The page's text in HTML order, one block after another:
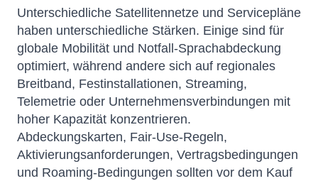
Unterschiedliche Satellitennetze und Servicepläne
haben unterschiedliche Stärken. Einige sind für
globale Mobilität und Notfall-Sprachabdeckung
optimiert, während andere sich auf regionales
Breitband, Festinstallationen, Streaming,
Telemetrie oder Unternehmensverbindungen mit
hoher Kapazität konzentrieren.
Abdeckungskarten, Fair-Use-Regeln,
Aktivierungsanforderungen, Vertragsbedingungen
und Roaming-Bedingungen sollten vor dem Kauf